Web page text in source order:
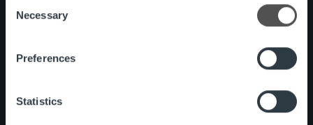
the Privacy trigger icon.
Find out more about how your personal data is processed
and set your preferences in the
We use cookies to personalise content and ads, to
provide social media features and to analyse our traffic.
Selection
Necessary
Preferences
Statistics
Ihmiset ja kulttuurimme